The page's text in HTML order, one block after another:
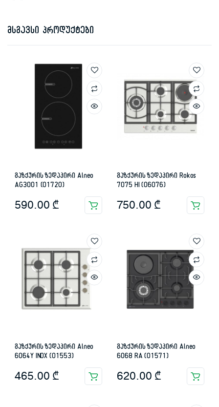
მსგავსი პროდუქტები
გაზქურის ზედაპირი Alneo
AG3001 (01720)
590.00 ₾
გაზქურის ზედაპირი Rokos
7075 HI (06076)
750.00 ₾
გაზქურის ზედაპირი Alneo
6064Y INOX (01553)
465.00 ₾
გაზქურის ზედაპირი Alneo
6068 RA (01571)
620.00 ₾